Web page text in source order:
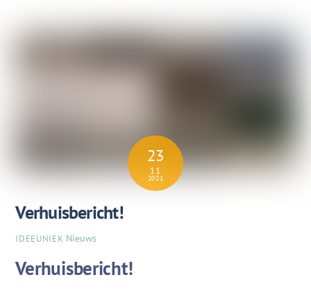
23
11
2021
Verhuisbericht!
IDEEUNIEK Nieuws
Verhuisbericht!